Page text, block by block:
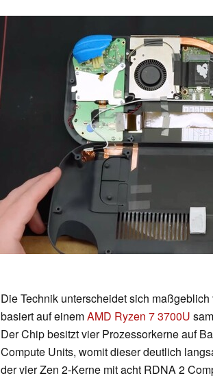
Die Technik unterscheidet sich
basiert auf einemAMD Ryzen 7 3700U
Der Chip besitzt vier Prozessorkerne auf
Compute Units, womit dieser deutlich
der vier Zen 2-Kerne mit acht RDNA 2